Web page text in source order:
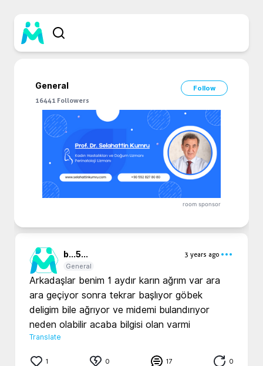
General
Follow
16441 Followers
room sponsor
b...5...
3 years ago
General
Arkadaşlar benim 1 aydır karın ağrım var ara
ara geçiyor sonra tekrar başlıyor göbek
deligim bile ağrıyor ve midemi bulandırıyor
neden olabilir acaba bilgisi olan varmi
Translate
1 0 17 0